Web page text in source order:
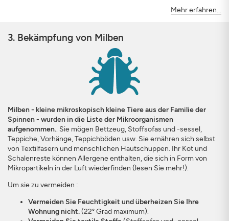
Mehr erfahren...
3. Bekämpfung von Milben
Milben - kleine mikroskopisch kleine Tiere aus der Familie der
Spinnen - wurden in die Liste der Mikroorganismen
aufgenommen.. Sie mögen Bettzeug, Stoffsofas und -sessel,
Teppiche, Vorhänge, Teppichböden usw. Sie ernähren sich selbst
von Textilfasern und menschlichen Hautschuppen. Ihr Kot und
Schalenreste können Allergene enthalten, die sich in Form von
Mikropartikeln in der Luft wiederfinden (lesen Sie mehr!).
Um sie zu vermeiden :
Vermeiden Sie Feuchtigkeit und überheizen Sie Ihre
Wohnung nicht.(22° Grad maximum).